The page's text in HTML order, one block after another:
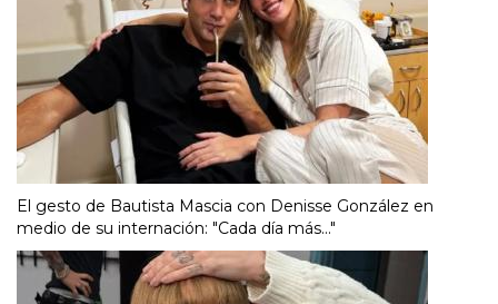
El gesto de Bautista Mascia con Denisse González en
medio de su internación: "Cada día más..."